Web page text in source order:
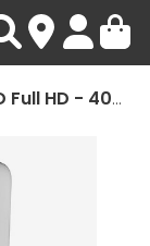
Dangbei N2 Blanc - DLP LED Full HD - 400 Lumens